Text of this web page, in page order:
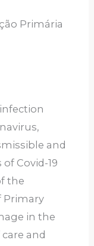
Primária
and
Covid-19
the
Primary
in the
and